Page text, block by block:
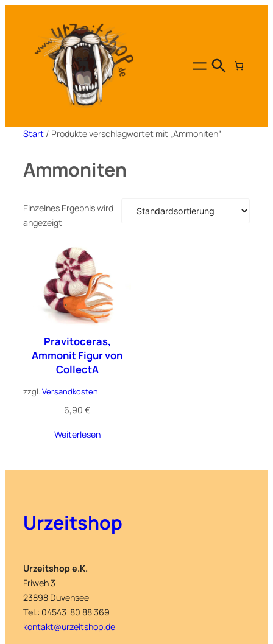
Start / Produkte verschlagwortet mit „Ammoniten“
Ammoniten
Einzelnes Ergebnis wird
angezeigt
Pravitoceras,
Ammonit Figur von
CollectA
zzgl.Versandkosten
6,90€
Weiterlesen
Urzeitshop
Urzeitshop e.K.
Friweh 3
23898 Duvensee
Tel.: 04543-80 88 369
kontakt@urzeitshop.de